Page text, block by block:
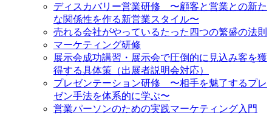
ディスカバリー営業研修 〜顧客と営業との新た
な関係性を作る新営業スタイル〜
売れる会社がやっているたった四つの繁盛の法則
マーケティング研修
展示会成功講習・展示会で圧倒的に見込み客を獲
得する具体策（出展者説明会対応）
プレゼンテーション研修 〜相手を魅了するプレ
ゼン手法を体系的に学ぶ〜
営業パーソンのための実践マーケティング入門